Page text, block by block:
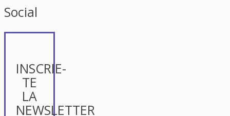
Social
INSCRIE-
TE
LA
NEWSLETTER